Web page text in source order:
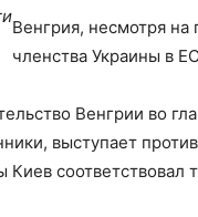
Венгрия, несмотря
членства Украины в
Венгрии во
выступает
Киев